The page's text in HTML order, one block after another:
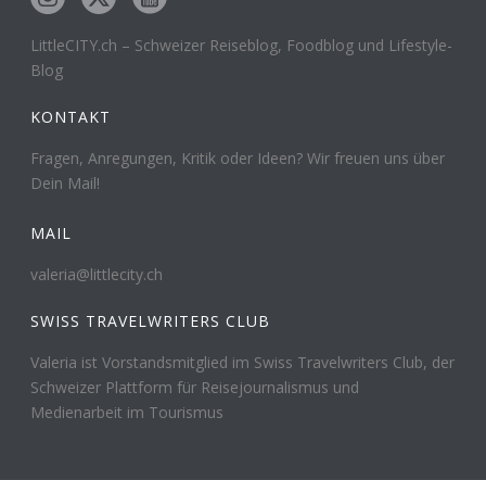
LittleCITY.ch – Schweizer Reiseblog, Foodblog und Lifestyle-
Blog
KONTAKT
Fragen, Anregungen, Kritik oder Ideen? Wir freuen uns über
Dein Mail!
MAIL
valeria@littlecity.ch
SWISS TRAVELWRITERS CLUB
Valeria ist Vorstandsmitglied im Swiss Travelwriters Club, der
Schweizer Plattform für Reisejournalismus und
Medienarbeit im Tourismus